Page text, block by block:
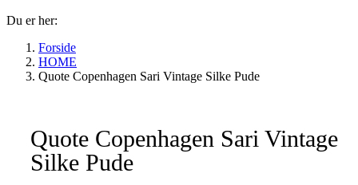
Du er her:
Forside
HOME
Quote Copenhagen Sari Vintage Silke Pude
Quote Copenhagen Sari Vintage
Silke Pude